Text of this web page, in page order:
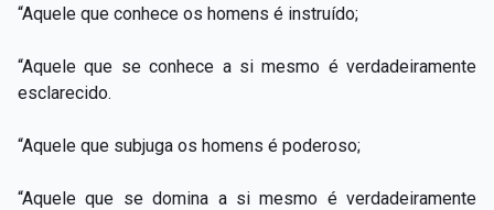
“Aquele que conhece os homens é instruído;
“Aquele que se conhece a si mesmo é verdadeiramente
esclarecido.
“Aquele que subjuga os homens é poderoso;
“Aquele que se domina a si mesmo é verdadeiramente